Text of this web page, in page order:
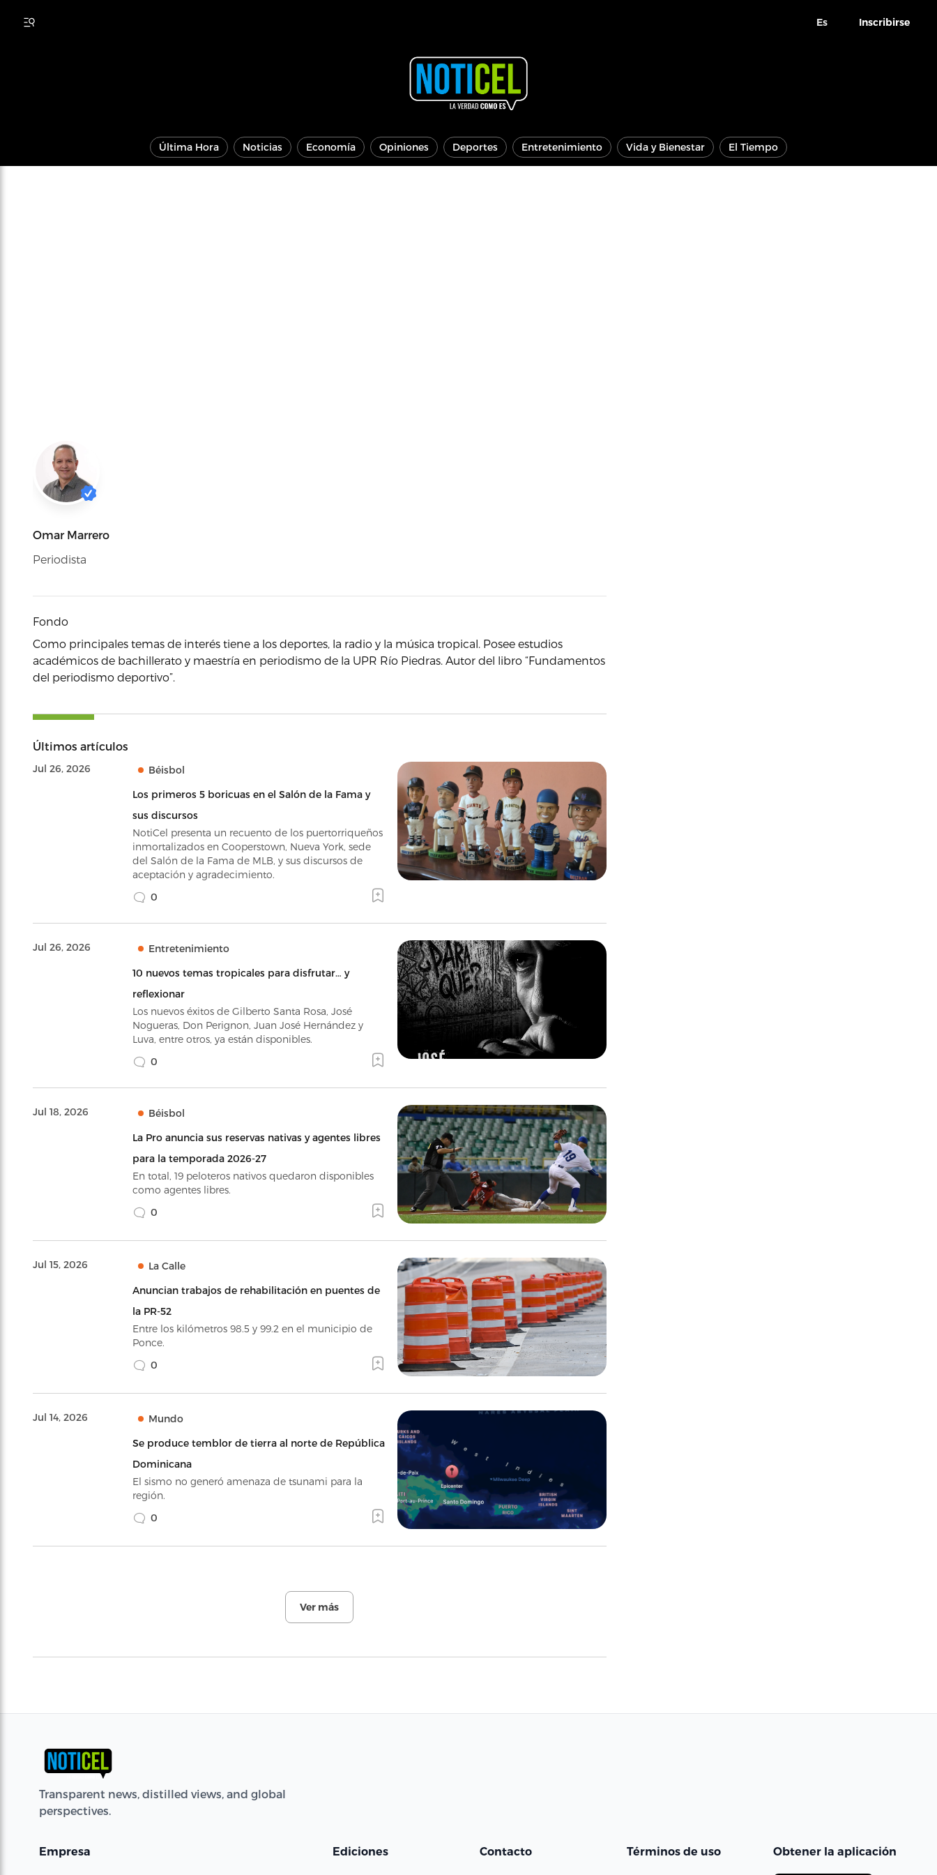
Es Inscribirse
Última Hora Noticias Economía Opiniones Deportes Entretenimiento Vida y Bienestar El Tiempo
Omar Marrero
Periodista
Fondo
Como principales temas de interés tiene a los deportes, la radio y la música tropical. Posee estudios
académicos de bachillerato y maestría en periodismo de la UPR Río Piedras. Autor del libro “Fundamentos
del periodismo deportivo”.
Últimos artículos
Jul 26, 2026 Béisbol
Los primeros 5 boricuas en el Salón de la Fama y
sus discursos
NotiCel presenta un recuento de los puertorriqueños
inmortalizados en Cooperstown, Nueva York, sede
del Salón de la Fama de MLB, y sus discursos de
aceptación y agradecimiento.
0
Jul 26, 2026 Entretenimiento
10 nuevos temas tropicales para disfrutar… y
reflexionar
Los nuevos éxitos de Gilberto Santa Rosa, José
Nogueras, Don Perignon, Juan José Hernández y
Luva, entre otros, ya están disponibles.
0
Jul 18, 2026 Béisbol
La Pro anuncia sus reservas nativas y agentes libres
para la temporada 2026-27
En total, 19 peloteros nativos quedaron disponibles
como agentes libres.
0
Jul 15, 2026 La Calle
Anuncian trabajos de rehabilitación en puentes de
la PR-52
Entre los kilómetros 98.5 y 99.2 en el municipio de
Ponce.
0
Jul 14, 2026 Mundo
Se produce temblor de tierra al norte de República
Dominicana
El sismo no generó amenaza de tsunami para la
región.
0
Ver más
Transparent news, distilled views, and global
perspectives.
Empresa Ediciones Contacto Términos de uso Obtener la aplicación